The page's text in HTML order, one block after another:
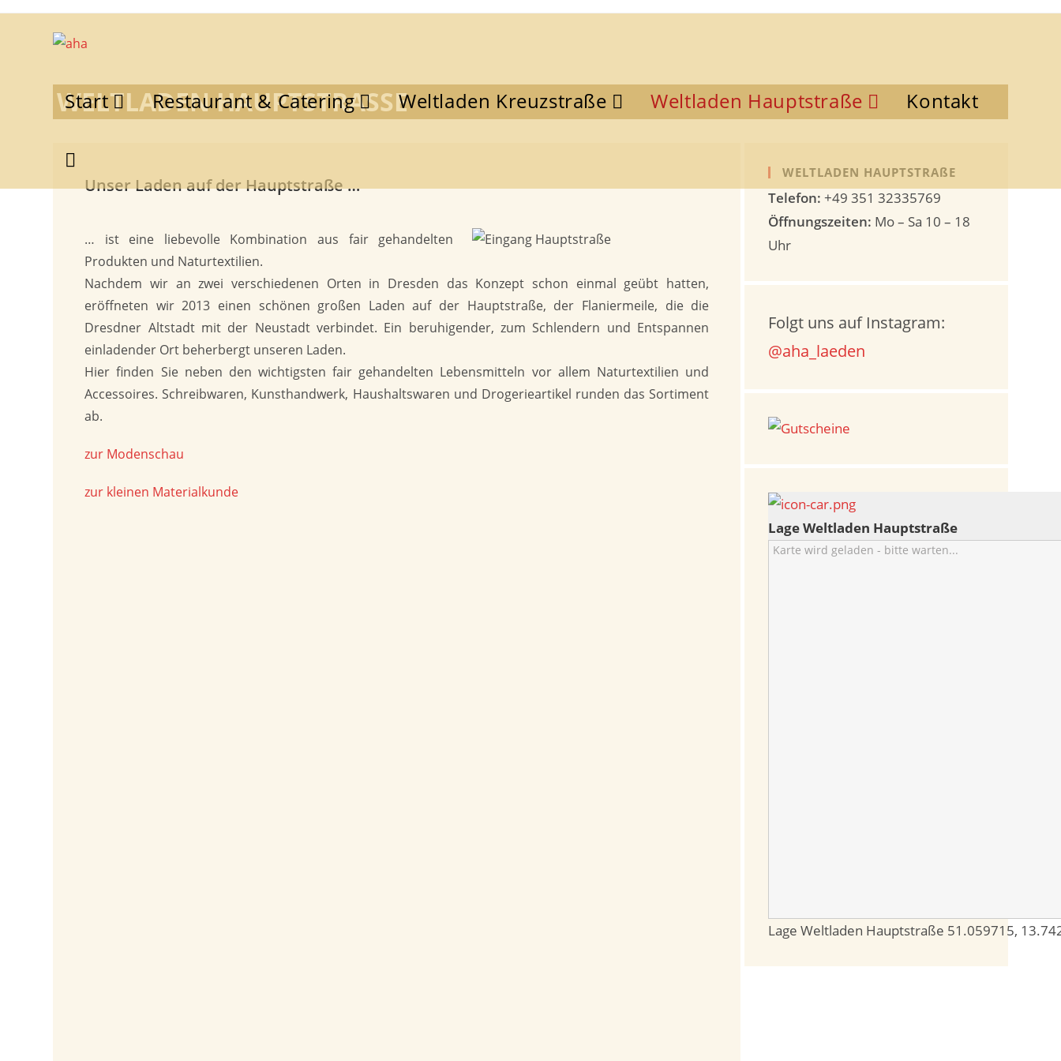
Start Restaurant & Catering Weltladen Kreuzstraße Weltladen Hauptstraße Kontakt
WELTLADEN HAUPTSTRASSE
Unser Laden auf der Hauptstraße …
… ist eine liebevolle Kombination aus fair gehandelten
Produkten und Naturtextilien.
Nachdem wir an zwei verschiedenen Orten in Dresden das Konzept schon einmal geübt hatten,
eröffneten wir 2013 einen schönen großen Laden auf der Hauptstraße, der Flaniermeile, die die
Dresdner Altstadt mit der Neustadt verbindet. Ein beruhigender, zum Schlendern und Entspannen
einladender Ort beherbergt unseren Laden.
Hier finden Sie neben den wichtigsten fair gehandelten Lebensmitteln vor allem Naturtextilien und
Accessoires. Schreibwaren, Kunsthandwerk, Haushaltswaren und Drogerieartikel runden das Sortiment
ab.
zur Modenschau
zur kleinen Materialkunde
WELTLADEN HAUPTSTRAßE
Telefon: +49 351 32335769
Öffnungszeiten: Mo – Sa 10 – 18
Uhr
Folgt uns auf Instagram:
@aha_laeden
Lage Weltladen Hauptstraße
Karte wird geladen - bitte warten...
Lage Weltladen Hauptstraße 51.059715,